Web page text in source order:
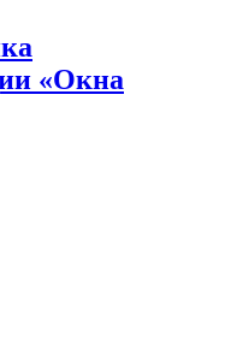
«Окна